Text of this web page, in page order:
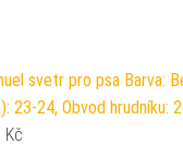
svetr pro psa Barva:
23-24, Obvod hrudníku:
Kč